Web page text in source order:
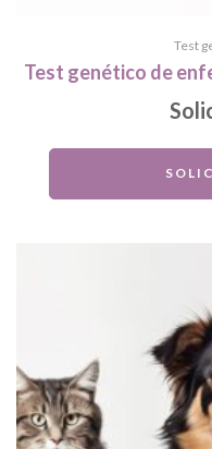
Test
Test genético de